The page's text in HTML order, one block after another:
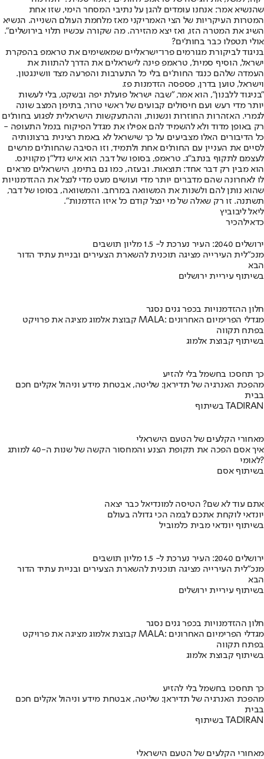
שהנשיא אמר: אנחנו עומדים להגן על נתיבי המסחר הימי, שזו אחת
המטרות העיקריות של הצי האמריקני מאז מלחמת העולם השנייה. הנשיא
השיג את המטרה הזו, ואז יצא מהזירה. מה שקורה עכשיו תלוי בירושלים".
אולי תטפלו כבר בחות'ים?
בניגוד לביקורת מגורמים פרו־ישראליים שמאשימים את טראמפ בהפקרת
ישראל, הוסיף סמית', טראמפ פינה לישראלים את הדרך להתוות את
העמדה שלהם כנגד החות׳ים בלי כל התערבות והפרעה מצד וושינגטון.
וישראל, טוען בדרן, פספסה הזדמנות פז.
"בניגוד ללבנון", הוא אמר, "שבה ישראל פועלת יפה ובשקט, בלי לעשות
יותר מדי רעש ועם חיסולים קבועים של ראשי טרור, בתימן המצב שונה
לגמרי. האזהרות החוזרות ונשנות, וההתעקשות הישראלית לפגוע בחות'ים
רק באופן מדוד ולא להשמיד להם אפילו את מגדל הפיקוח בנמל התעופה -
כל הדיבורים האלו מצביעים על כך שישראל לא באמת רצינית ברצונותיה
לסיים את העניין עם החות'ים אחת ולתמיד, וזו הסיבה שהחות'ים מרשים
לעצמם לתקוף בנתב"ג. טראמפ, בסופו של דבר, הוא איש נדל"ן מקווינס.
הוא מבין רק דבר אחד: תוצאות. ובעזה, כמו גם בתימן, הישראלים מראים
לו לאחרונה שהם מדברים יותר מדי ועושים מעט מדי לנצל את ההזדמנויות
שהוא נותן להם ולשנות את המשוואה במרחב. והמשוואה, בסופו של דבר,
תשתנה. זו רק שאלה של מי ינצל קודם כל איזו הזדמנות".
ליאל ליבוביץ
כדאילהכיר
ירושלים 2040: העיר נערכת ל- 1.5 מליון תושבים
מנכ"לית העירייה מציגה תוכנית להשארת הצעירים ובניית עתיד הדור
הבא
בשיתוף עיריית ירושלים
חלון ההזדמנויות בכפר גנים נסגר
קבוצת אלמוג מציגה את פרויקט MALA: מגדלי הפרימיום האחרונים
בפתח תקווה
בשיתוף קבוצת אלמוג
כך תחסכו בחשמל בלי להזיע
מהפכת האנרגיה של תדיראן: שליטה, אבטחת מידע וניהול אקלים חכם
בבית
בשיתוף TADIRAN
מאחורי הקלעים של הטעם הישראלי
איך אסם הפכה את תקופת הצנע והמחסור הקשה של שנות ה-40 למותג
לאומי?
בשיתוף אסם
אתם עוד לא שם? הטיסה למונדיאל כבר יצאה
יונדאי לוקחת אתכם לבמה הכי גדולה בעולם
בשיתוף יונדאי מבית כלמוביל
ירושלים 2040: העיר נערכת ל- 1.5 מליון תושבים
מנכ"לית העירייה מציגה תוכנית להשארת הצעירים ובניית עתיד הדור
הבא
בשיתוף עיריית ירושלים
חלון ההזדמנויות בכפר גנים נסגר
קבוצת אלמוג מציגה את פרויקט MALA: מגדלי הפרימיום האחרונים
בפתח תקווה
בשיתוף קבוצת אלמוג
כך תחסכו בחשמל בלי להזיע
מהפכת האנרגיה של תדיראן: שליטה, אבטחת מידע וניהול אקלים חכם
בבית
בשיתוף TADIRAN
מאחורי הקלעים של הטעם הישראלי